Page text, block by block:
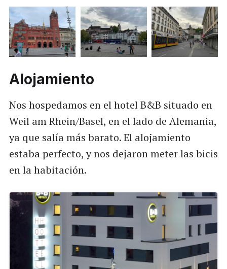
Alojamiento
Nos hospedamos en el hotel B&B situado en
Weil am Rhein/Basel, en el lado de Alemania,
ya que salía más barato. El alojamiento
estaba perfecto, y nos dejaron meter las bicis
en la habitación.